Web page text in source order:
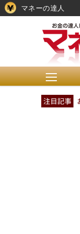
注目記事
マネーの達人